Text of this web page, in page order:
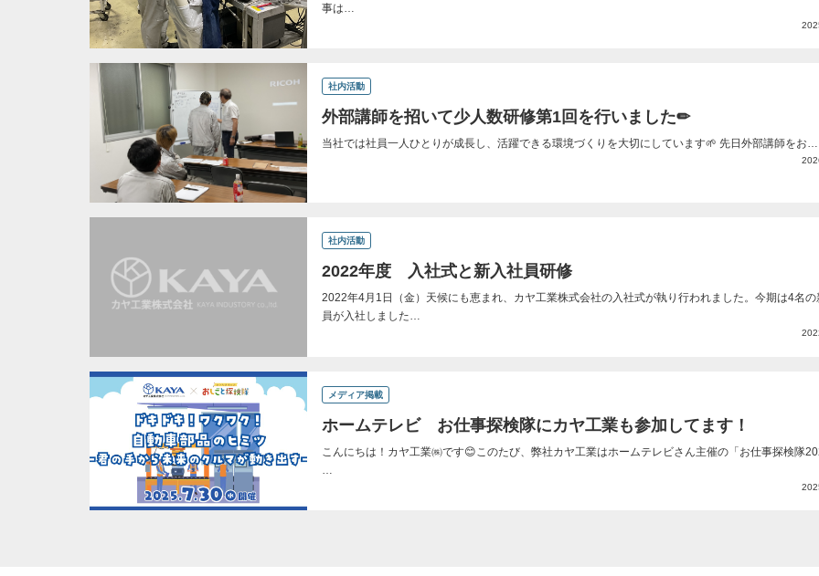
事は…
社内活動
外部講師を招いて少人数研修第1回を行いました✏
当社では社員一人ひとりが成長し、活躍できる環境づくりを大切にしています🌱 先日外部講師をお…
社内活動
2022年度 入社式と新入社員研修
2022年4月1日（金）天候にも恵まれ、カヤ工業株式会社の入社式が執り行われました。今期は4名の
員が入社しました…
メディア掲載
ホームテレビ お仕事探検隊にカヤ工業も参加してます！
こんにちは！カヤ工業㈱です😊このたび、弊社カヤ工業はホームテレビさん主催の「お仕事探検隊
…